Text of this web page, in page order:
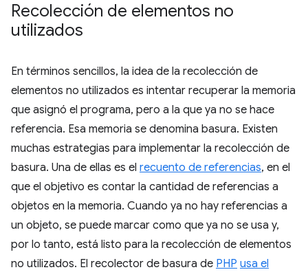
Recolección de elementos no
utilizados
En términos sencillos, la idea de la recolección de
elementos no utilizados es intentar recuperar la memoria
que asignó el programa, pero a la que ya no se hace
referencia. Esa memoria se denomina basura. Existen
muchas estrategias para implementar la recolección de
basura. Una de ellas es el recuento de referencias, en el
que el objetivo es contar la cantidad de referencias a
objetos en la memoria. Cuando ya no hay referencias a
un objeto, se puede marcar como que ya no se usa y,
por lo tanto, está listo para la recolección de elementos
no utilizados. El recolector de basura de PHP usa el